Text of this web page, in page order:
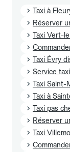
Taxi à
Réserver
Taxi Vert-
Taxi Évry
Service
Taxi Saint-
Taxi à
Taxi pas
Réserver
Taxi